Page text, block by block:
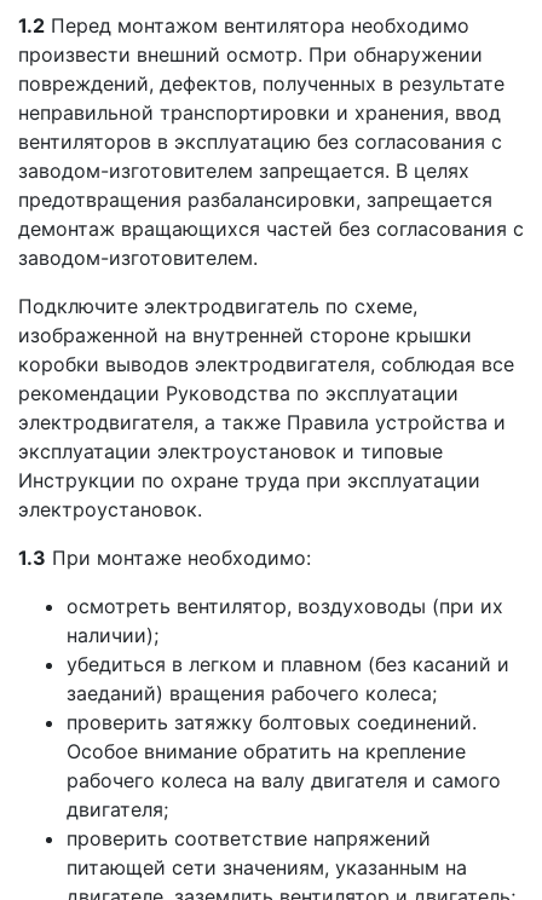
1.2 Перед монтажом вентилятора необходимо
произвести внешний осмотр. При обнаружении
повреждений, дефектов, полученных в результате
неправильной транспортировки и хранения, ввод
вентиляторов в эксплуатацию без согласования с
заводом-изготовителем запрещается. В целях
предотвращения разбалансировки, запрещается
демонтаж вращающихся частей без согласования с
заводом-изготовителем.
Подключите электродвигатель по схеме,
изображенной на внутренней стороне крышки
коробки выводов электродвигателя, соблюдая все
рекомендации Руководства по эксплуатации
электродвигателя, а также Правила устройства и
эксплуатации электроустановок и типовые
Инструкции по охране труда при эксплуатации
электроустановок.
1.3 При монтаже необходимо:
осмотреть вентилятор, воздуховоды (при их
наличии);
убедиться в легком и плавном (без касаний и
заеданий) вращения рабочего колеса;
проверить затяжку болтовых соединений.
Особое внимание обратить на крепление
рабочего колеса на валу двигателя и самого
двигателя;
проверить соответствие напряжений
питающей сети значениям, указанным на